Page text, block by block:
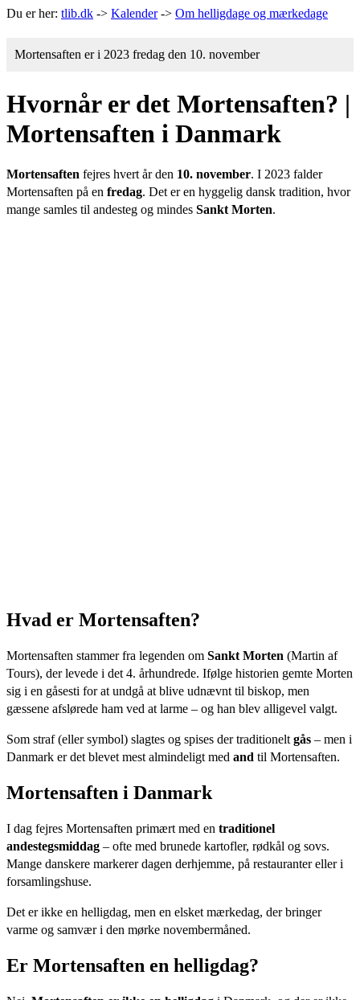
Du er her: tlib.dk -> Kalender-> Om helligdage og mærkedage
Mortensaften er i 2023 fredag den 10. november
Hvornår er det Mortensaften? |
Mortensaften i Danmark
Mortensaften fejres hvert år den 10. november. I 2023 falder
Mortensaften på en fredag. Det er en hyggelig dansk tradition, hvor
mange samles til andesteg og mindes Sankt Morten.
Hvad er Mortensaften?
Mortensaften stammer fra legenden om Sankt Morten (Martin af
Tours), der levede i det 4. århundrede. Ifølge historien gemte Morten
sig i en gåsesti for at undgå at blive udnævnt til biskop, men
gæssene afslørede ham ved at larme – og han blev alligevel valgt.
Som straf (eller symbol) slagtes og spises der traditionelt gås – men i
Danmark er det blevet mest almindeligt med and til Mortensaften.
Mortensaften i Danmark
I dag fejres Mortensaften primært med en traditionel
andestegsmiddag – ofte med brunede kartofler, rødkål og sovs.
Mange danskere markerer dagen derhjemme, på restauranter eller i
forsamlingshuse.
Det er ikke en helligdag, men en elsket mærkedag, der bringer
varme og samvær i den mørke novembermåned.
Er Mortensaften en helligdag?